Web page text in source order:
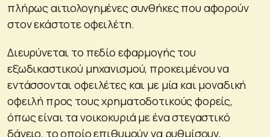
πλήρως αιτιολογημένες συνθήκες που αφορούν
στον εκάστοτε οφειλέτη.
Διευρύνεται το πεδίο εφαρμογής του
εξωδικαστικού μηχανισμού, προκειμένου να
εντάσσονται οφειλέτες και με μία και μοναδική
οφειλή προς τους χρηματοδοτικούς φορείς,
όπως είναι τα νοικοκυριά με ένα στεγαστικό
δάνειο, το οποίο επιθυμούν να ρυθμίσουν,